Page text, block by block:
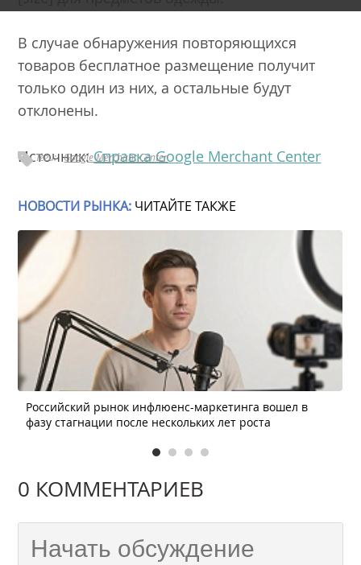
В случае обнаружения повторяющихся
товаров бесплатное размещение получит
только один из них, а остальные будут
отклонены.
Источник:Справка Google Merchant Center
Теги: Google Merchant Center
НОВОСТИ РЫНКА: ЧИТАЙТЕ ТАКЖЕ
Российский рынок инфлюенс-маркетинга вошел в
фазу стагнации после нескольких лет роста
0 КОММЕНТАРИЕВ